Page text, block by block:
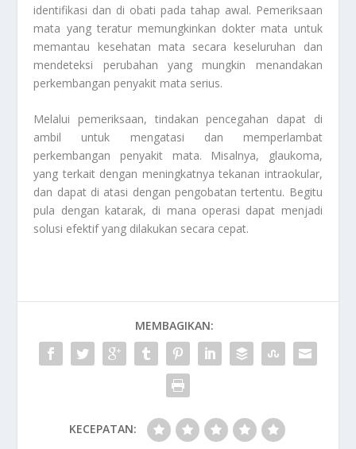
identifikasi dan di obati pada tahap awal. Pemeriksaan
mata yang teratur memungkinkan dokter mata untuk
memantau kesehatan mata secara keseluruhan dan
mendeteksi perubahan yang mungkin menandakan
perkembangan penyakit mata serius.
Melalui pemeriksaan, tindakan pencegahan dapat di
ambil untuk mengatasi dan memperlambat
perkembangan penyakit mata. Misalnya, glaukoma,
yang terkait dengan meningkatnya tekanan intraokular,
dan dapat di atasi dengan pengobatan tertentu. Begitu
pula dengan katarak, di mana operasi dapat menjadi
solusi efektif yang dilakukan secara cepat.
MEMBAGIKAN:
KECEPATAN: